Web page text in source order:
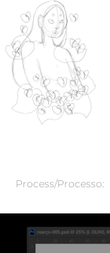
Process/Processo: